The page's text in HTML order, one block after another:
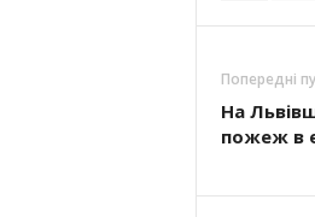
Попередні
На
пожеж в